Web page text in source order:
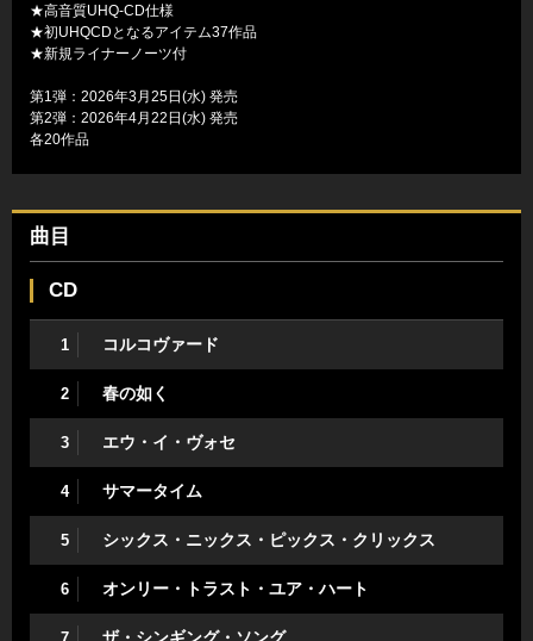
★高音質UHQ-CD仕様
★初UHQCDとなるアイテム37作品
★新規ライナーノーツ付
第1弾：2026年3月25日(水) 発売
第2弾：2026年4月22日(水) 発売
各20作品
曲目
CD
1 コルコヴァード
2 春の如く
3 エウ・イ・ヴォセ
4 サマータイム
5 シックス・ニックス・ピックス・クリックス
6 オンリー・トラスト・ユア・ハート
ザ・シンギング・ソング